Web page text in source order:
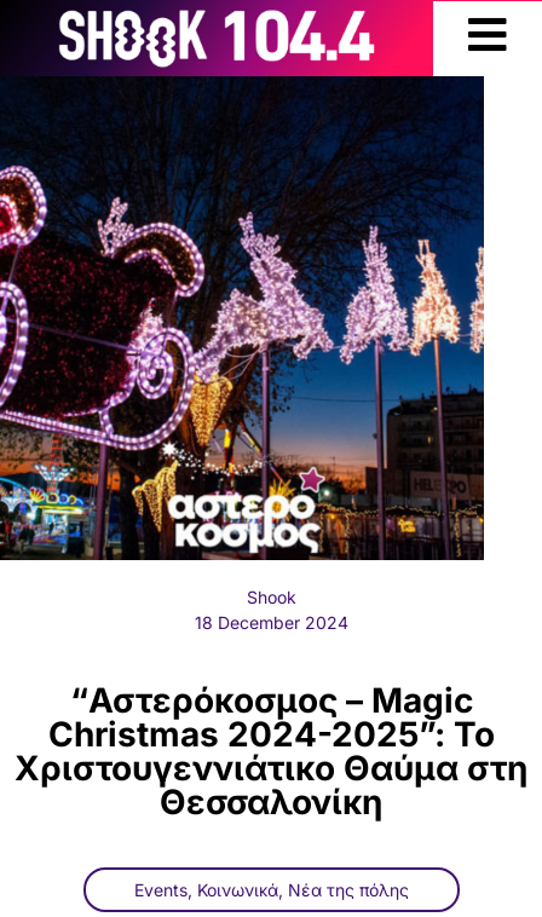
Shook
18 December 2024
“Αστερόκοσμος – Magic
Christmas 2024-2025”: Το
Χριστουγεννιάτικο Θαύμα στη
Θεσσαλονίκη
Events, Κοινωνικά, Νέα της πόλης